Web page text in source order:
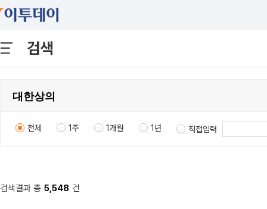
검색
전체 1주 1개월 1년 직접입력
검색결과 총 5,548 건